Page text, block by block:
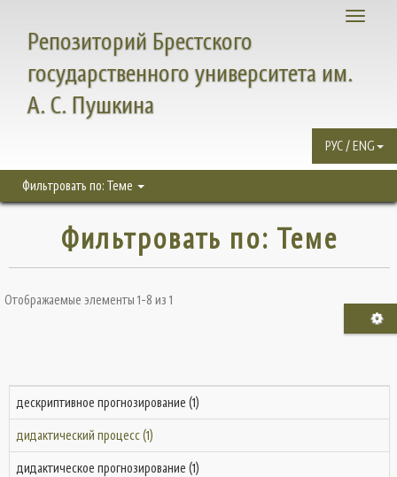
Toggle
Репозиторий Брестского
государственного университета им.
А. С. Пушкина
РУС / ENG
Фильтровать по: Теме
Фильтровать по: Теме
Отображаемые элементы 1-8 из 1
дескриптивное прогнозирование (1)
дидактический процесс (1)
дидактическое прогнозирование (1)